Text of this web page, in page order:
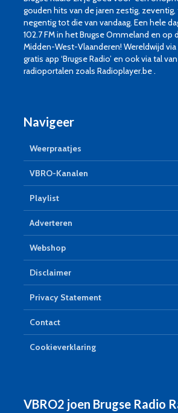
gouden hits van de jaren zestig,
negentig tot die van vandaag. Een hele
102.7 FM in het Brugse Ommeland en op
Midden-West-Vlaanderen! Wereldwijd
gratis app ‘Brugse Radio’ en ook via tal
radioportalen zoals Radioplayer.be .
Navigeer
Weerpraatjes
VBRO-Kanalen
Playlist
Adverteren
Webshop
Disclaimer
Privacy Statement
Contact
Cookieverklaring
VBRO2 joen Brugse Radio